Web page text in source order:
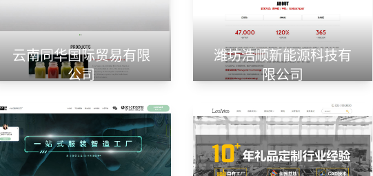
云南同华国际贸易有限
公司
潍坊浩顺新能源科技有
限公司